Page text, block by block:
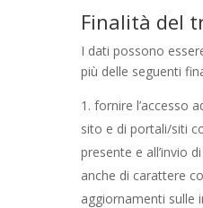
Finalità del
I dati possono
più delle seguenti
fornire l’accesso
sito e di portali/siti
presente e all’invio
anche di carattere
aggiornamenti sulle